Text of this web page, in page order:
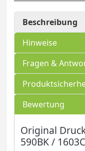
Beschreibung
Hinweise
Fragen &
Bewertung
Original
590BK /